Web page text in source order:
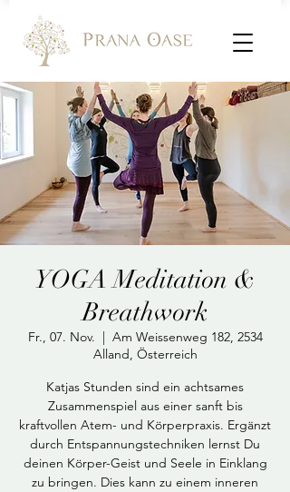
YOGA Meditation &
Breathwork
Fr., 07. Nov.
  |
Am Weissenweg 182, 2534
Alland, Österreich
Katjas Stunden sind ein achtsames
Zusammenspiel aus einer sanft bis
kraftvollen Atem- und Körperpraxis. Ergänzt
durch Entspannungstechniken lernst Du
deinen Körper-Geist und Seele in Einklang
zu bringen. Dies kann zu einem inneren